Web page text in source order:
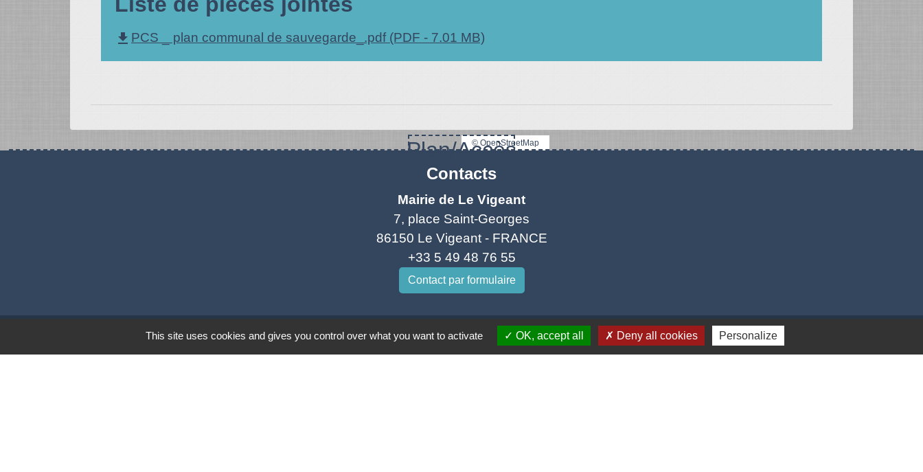
file_download PCS _ plan communal de sauvegarde_.pdf (PDF - 7.01 MB)
Plan/Accès
© OpenStreetMap
Contacts
Mairie de Le Vigeant
7, place Saint-Georges
86150 Le Vigeant - FRANCE
+33 5 49 48 76 55
Contact par formulaire
Mentions légales - Politique de confidentialité - Accessibilité - Plan du site - Gestion des cookies
This site uses cookies and gives you control over what you want to activate OK, accept all Deny all cookies Personalize